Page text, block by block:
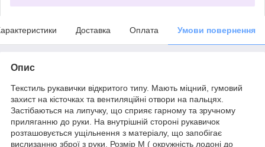
Доставка Оплата Умови повернення
Опис
Текстиль рукавички відкритого типу. Мають міцний, гумовий
захист на кісточках та вентиляційні отвори на пальцях.
Застібаються на липучку, що сприяє гарному та зручному
приляганню до руки. На внутрішній стороні рукавичок
розташовується ущільнення з матеріалу, що запобігає
вислизанню зброї з руки. Розмір М ( окружність лодоні до